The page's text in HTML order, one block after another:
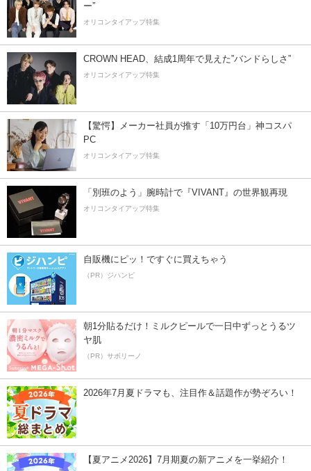
ー”
オリコンタイアップ特集
CROWN HEAD、結成1周年で見えた”バンドらしさ”
オリコンタイアップ特集
【驚愕】メーカー社員が推す「10万円台」神コスパ
PC
オリコンタイアップ特集
「別班のよう」腕時計で『VIVANT』の世界観再現
オリコンタイアップ特集
自販機にピッ！ですぐに買えちゃう
（PR）ジハンピ
朝1分貼るだけ！ミルクピールで一日中ずっとうるツ
ヤ肌
（PR）サボリーノ
2026年7月夏ドラマも、注目作＆話題作が勢ぞろい！
【夏アニメ2026】7月期夏の新アニメを一挙紹介！